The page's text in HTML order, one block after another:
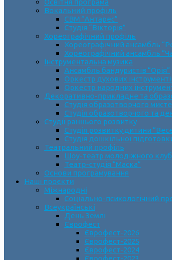
Освітня програма
Вокальний профіль
СВМ “Антарес”
Студія “Вікторія”
Хореографічний профіль
Хореографічний ансамбль
Хореографічний ансамбль
Інструментальна музика
Ансамбль бандуристів “Орія”
Оркестр духових
Оркестр народних
Декоративно-прикладне та
Cтудія образотворчого
Студія образотворчого та
Студії раннього розвитку
Студія розвитку дитини
Студія дошкільної
Театральний профіль
Шоу-театр молодіжного
Театр-студія “Маска”
Основи програмування
Наші проєкти
Міжнародні
Соціально-психологічний
Всеукраїнські
День Землі
Єврофест
Єврофест-2026
Єврофест-2025
Єврофест-2024
Єврофест-2023